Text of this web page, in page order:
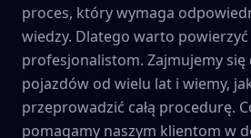
proces, który wymaga
wiedzy. Dlatego warto
profesjonalistom. Zajmujemy
pojazdów od wielu lat i wiemy,
przeprowadzić całą procedurę.
pomagamy naszym klientom w